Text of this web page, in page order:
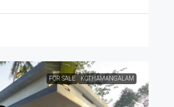
FOR SALE KOTHAMANGALAM